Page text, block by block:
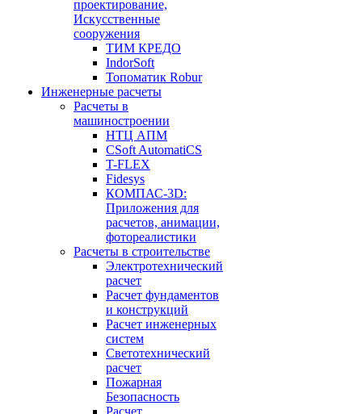
проектирование,
Искусственные
сооружения
ТИМ КРЕДО
IndorSoft
Топоматик Robur
Инженерные расчеты
Расчеты в
машиностроении
НТЦ АПМ
CSoft AutomatiCS
T-FLEX
Fidesys
КОМПАС-3D:
Приложения для
расчетов, анимации,
фотореалистики
Расчеты в строительстве
Электротехнический
расчет
Расчет фундаментов
и конструкций
Расчет инженерных
систем
Светотехнический
расчет
Пожарная
Безопасность
Расчет